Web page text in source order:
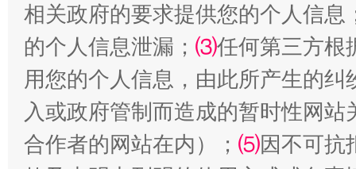
全民健身五年计划来了！等你上场
相关政府的要求提供您的个人信息
的个人信息泄漏； ⑶任何第三方根
用您的个人信息，由此所产生的纠
入或政府管制而造成的暂时性网
合作者的网站在内）； ⑸因不可抗